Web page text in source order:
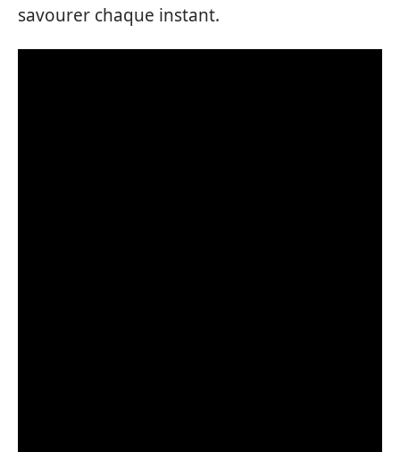
savourer chaque instant.